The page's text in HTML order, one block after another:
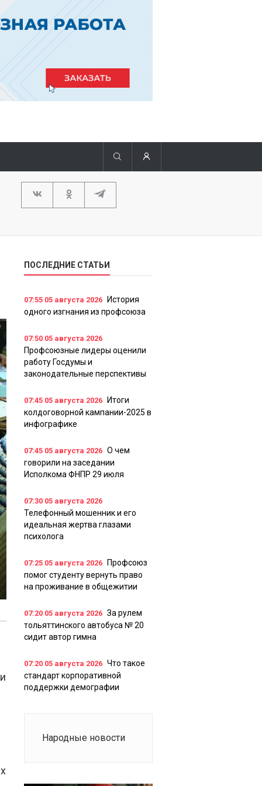
ПОСЛЕДНИЕ СТАТЬИ
07:55 05 августа 2026
История
одного изгнания из профсоюза
07:50 05 августа 2026
Профсоюзные лидеры оценили
работу Госдумы и
законодательные перспективы
07:45 05 августа 2026
Итоги
колдоговорной кампании-2025 в
инфографике
07:45 05 августа 2026 О чем
говорили на заседании
Исполкома ФНПР 29 июля
07:30 05 августа 2026
Телефонный мошенник и его
идеальная жертва глазами
психолога
07:25 05 августа 2026
Профсоюз
помог студенту вернуть право
на проживание в общежитии
07:20 05 августа 2026 За рулем
тольяттинского автобуса № 20
сидит автор гимна
07:20 05 августа 2026 Что такое
стандарт корпоративной
поддержки демографии
Народные новости